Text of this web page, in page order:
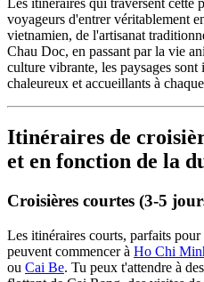
Les itinéraires qui traversent cette
voyageurs d'entrer véritablement
vietnamien, de l'artisanat
Chau Doc, en passant par la vie
culture vibrante, les paysages
chaleureux et accueillants à
Itinéraires de
et en fonction de la
Croisières courtes (3-5
Les itinéraires courts, parfaits
peuvent commencer à Ho Chi
ou Cai Be. Tu peux t'attendre à